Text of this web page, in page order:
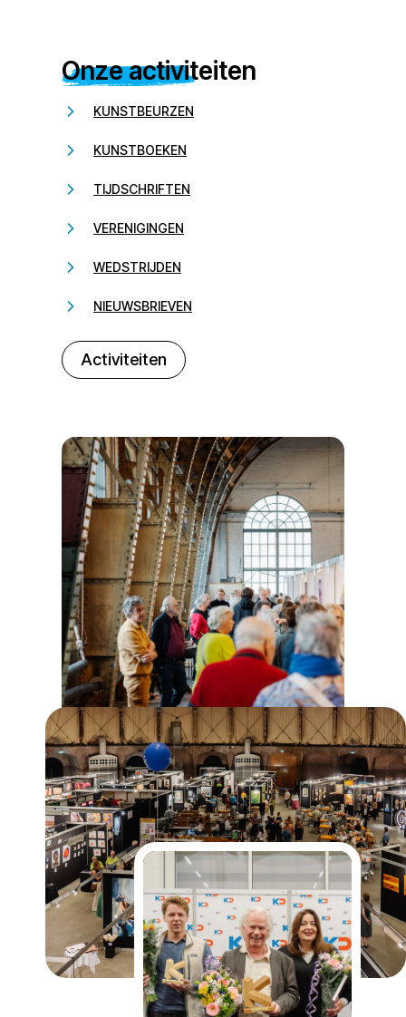
Onze activiteiten
KUNSTBEURZEN
KUNSTBOEKEN
TIJDSCHRIFTEN
VERENIGINGEN
WEDSTRIJDEN
NIEUWSBRIEVEN
Activiteiten
232323